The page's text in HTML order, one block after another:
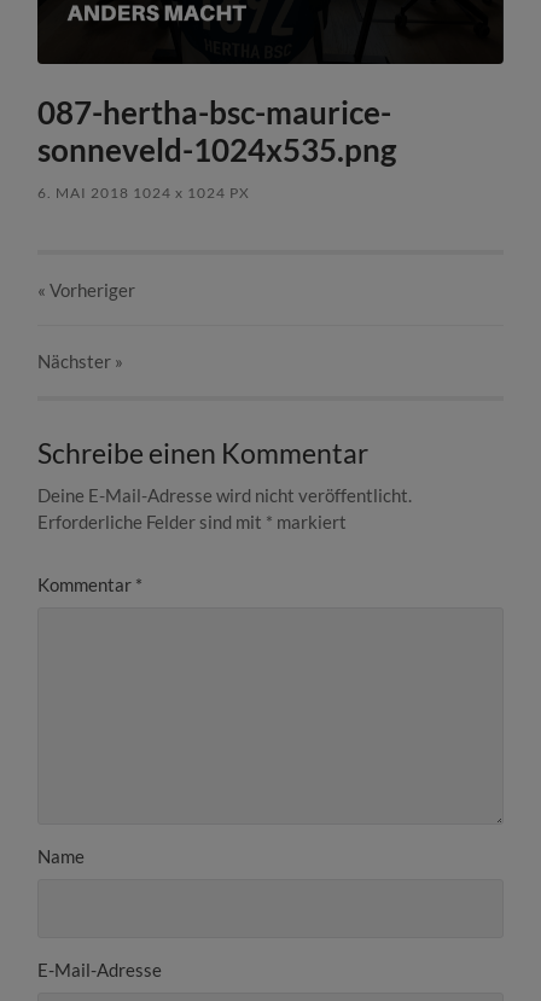
087-hertha-bsc-maurice-
sonneveld-1024x535.png
6. MAI 2018 1024x 1024 PX
« Vorheriger
Nächster »
Schreibe einen Kommentar
Deine E-Mail-Adresse wird nicht veröffentlicht.
Erforderliche Felder sind mit * markiert
Kommentar *
Name
E-Mail-Adresse